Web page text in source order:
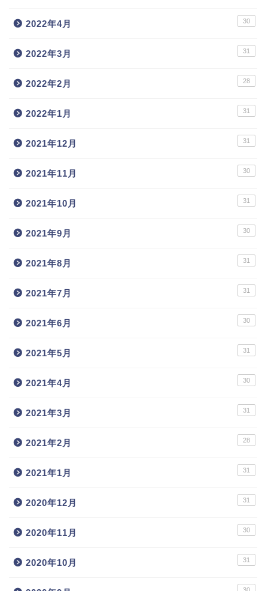
2022年4月 30
2022年3月 31
2022年2月 28
2022年1月 31
2021年12月 31
2021年11月 30
2021年10月 31
2021年9月 30
2021年8月 31
2021年7月 31
2021年6月 30
2021年5月 31
2021年4月 30
2021年3月 31
2021年2月 28
2021年1月 31
2020年12月 31
2020年11月 30
2020年10月 31